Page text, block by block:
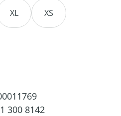
XL XS
300 8142